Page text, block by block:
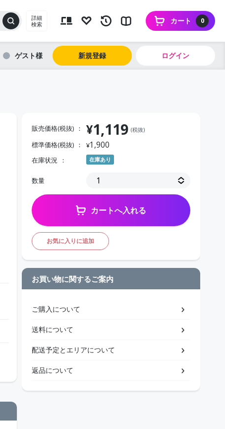
詳細
検索
0
カート
ゲスト 新規登録 ログイン
販売価格(税抜) ¥1,119 (税抜)
標準価格(税抜) ¥1,900
在庫状況 在庫あり
数量
カートへ入れる
お気に入りに追加
お買い物に関するご案内
ご購入について
送料について
配送予定とエリアについて
返品について